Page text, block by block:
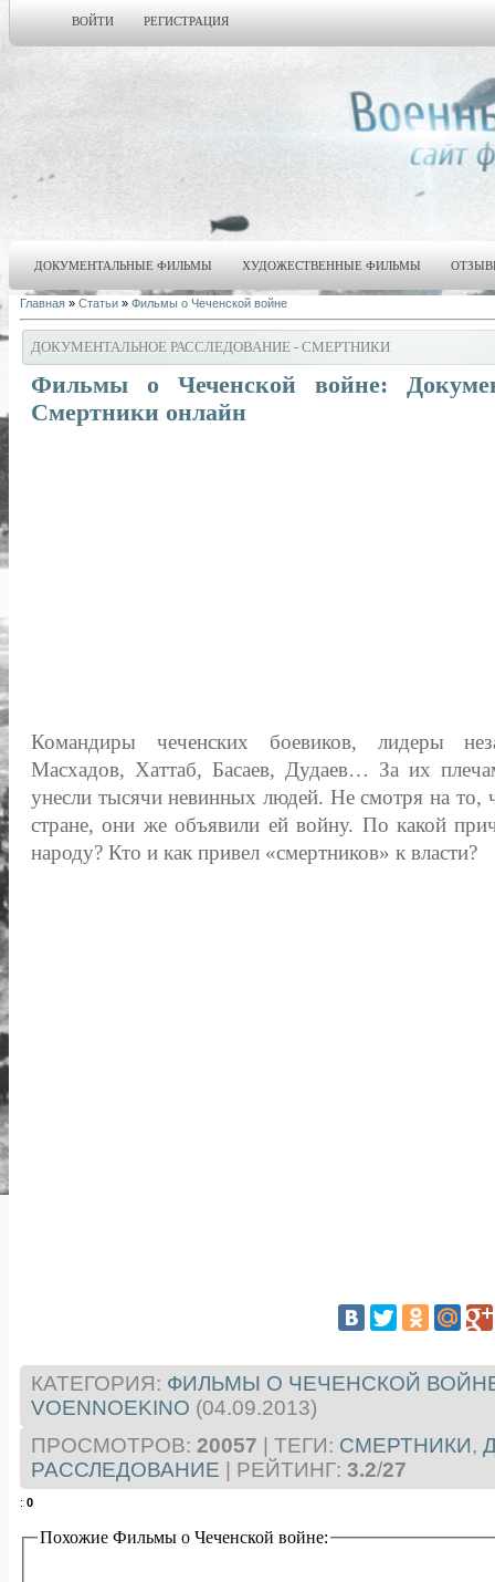
ВОЙТИ РЕГИСТРАЦИЯ
ДОКУМЕНТАЛЬНЫЕ ФИЛЬМЫ ХУДОЖЕСТВЕННЫЕ ФИЛЬМЫ
Главная » Статьи » Фильмы о Чеченской войне
ДОКУМЕНТАЛЬНОЕ РАССЛЕДОВАНИЕ - СМЕРТНИКИ
Фильмы о Чеченской войне:
Смертники онлайн
Командиры чеченских боевиков, лидеры
Масхадов, Хаттаб, Басаев, Дудаев… За их
унесли тысячи невинных людей. Не смотря на то,
стране, они же объявили ей войну. По какой
народу? Кто и как привел «смертников» к власти?
КАТЕГОРИЯ: ФИЛЬМЫ О ЧЕЧЕНСКОЙ
VOENNOEKINO (04.09.2013)
ПРОСМОТРОВ: 20057 ТЕГИ: СМЕРТНИКИ,
РАССЛЕДОВАНИЕ
РЕЙТИНГ: 3.2/27
: 0
Похожие Фильмы о Чеченской войне: